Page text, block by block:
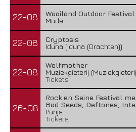
22-08
Waailand Outdoor
Made
22-08
Cryptosis
Iduna (Iduna (Drachten))
22-08
Wolfmother
Muziekgieterij
Tickets
26-08
Rock en Seine Festival
Bad Seeds, Deftones,
Parijs
Tickets